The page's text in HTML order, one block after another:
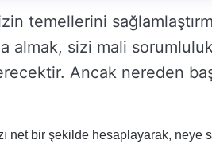
temellerini
almak, sizi mali
Ancak nereden
net bir şekilde hesaplayarak, neye